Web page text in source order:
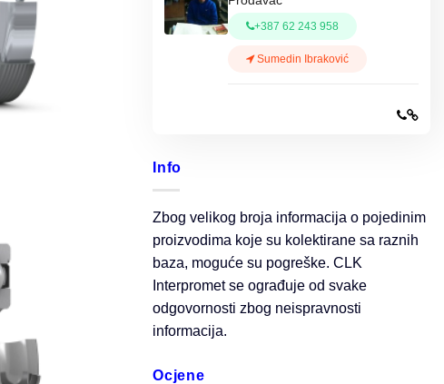
+387 62 243 958
Sumedin Ibraković
Info
Zbog velikog broja informacija o pojedinim
proizvodima koje su kolektirane sa raznih
baza, moguće su pogreške. CLK
Interpromet se ograđuje od svake
odgovornosti zbog neispravnosti
informacija.
Ocjene